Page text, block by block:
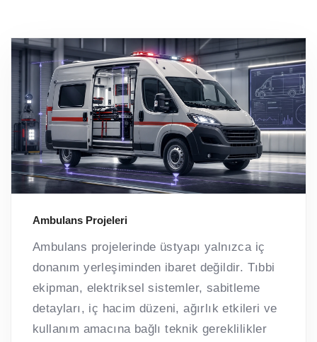
Ambulans Projeleri
Ambulans projelerinde üstyapı yalnızca iç
donanım yerleşiminden ibaret değildir. Tıbbi
ekipman, elektriksel sistemler, sabitleme
detayları, iç hacim düzeni, ağırlık etkileri ve
kullanım amacına bağlı teknik gereklilikler